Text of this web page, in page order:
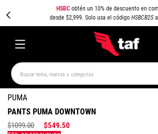
HSBCobtén un 10% de descuento en
desde $2,999. Solo usa el código HSBCB2S
Buscar tenis, marcas o categorías
PUMA
PANTS PUMA DOWNTOWN
$1099.00 $549.50
TÉRMINOS MÁS BUSCADOS
NEW BALANCE SAMBA
SPEEDCAT JORDAN 1